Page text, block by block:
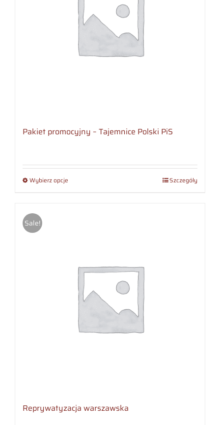
Pakiet promocyjny – Tajemnice Polski PiS
Wybierz opcje Szczegóły
Sale!
Reprywatyzacja warszawska